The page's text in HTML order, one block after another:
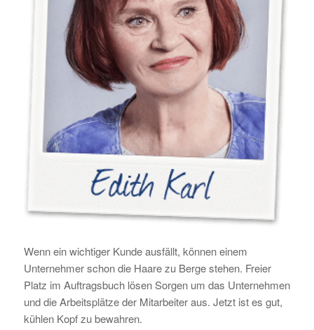
Wenn ein wichtiger Kunde ausfällt, können einem
Unternehmer schon die Haare zu Berge stehen. Freier
Platz im Auftragsbuch lösen Sorgen um das Unternehmen
und die Arbeitsplätze der Mitarbeiter aus. Jetzt ist es gut,
kühlen Kopf zu bewahren.